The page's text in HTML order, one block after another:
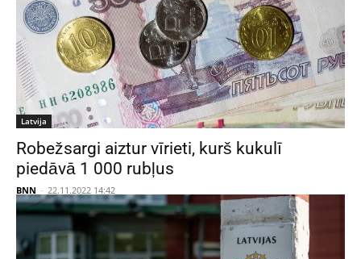
Latvija
Robežsargi aiztur vīrieti, kurš kukulī
piedāvā 1 000 rubļus
BNN - 22.11.2022 14:42